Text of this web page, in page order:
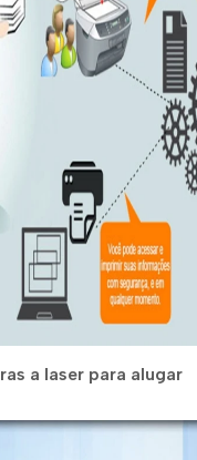
a laser para alugar